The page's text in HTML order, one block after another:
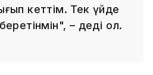
кеттім. Тек үйде
– деді ол.